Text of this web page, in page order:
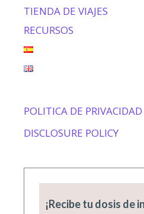
TIENDA DE VIAJES
RECURSOS
POLITICA DE PRIVACIDAD
DISCLOSURE POLICY
¡Recibe tu dosis de